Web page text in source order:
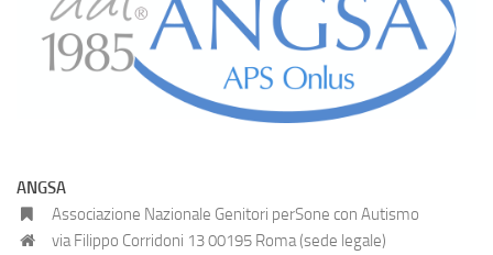
ANGSA
Associazione Nazionale Genitori perSone con Autismo
via Filippo Corridoni 13 00195 Roma (sede legale)